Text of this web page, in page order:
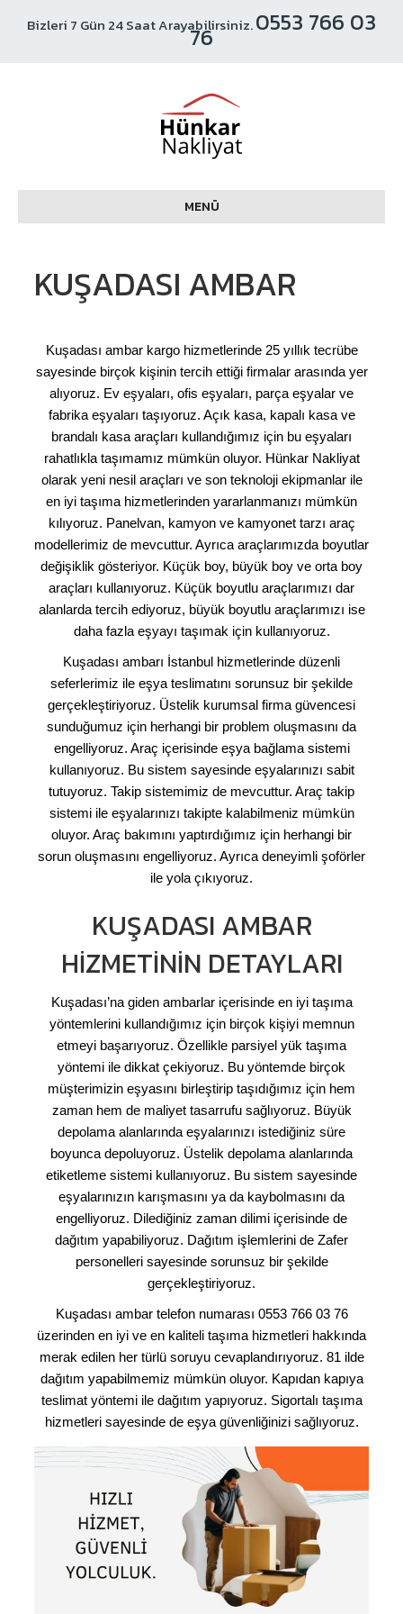
Bizleri 7 Gün 24 Saat Arayabilirsiniz.0553 766 03
76
MENÜ
KUŞADASI AMBAR
Kuşadası ambar kargo hizmetlerinde 25 yıllık tecrübe
sayesinde birçok kişinin tercih ettiği firmalar arasında yer
alıyoruz. Ev eşyaları, ofis eşyaları, parça eşyalar ve
fabrika eşyaları taşıyoruz. Açık kasa, kapalı kasa ve
brandalı kasa araçları kullandığımız için bu eşyaları
rahatlıkla taşımamız mümkün oluyor. Hünkar Nakliyat
olarak yeni nesil araçları ve son teknoloji ekipmanlar ile
en iyi taşıma hizmetlerinden yararlanmanızı mümkün
kılıyoruz. Panelvan, kamyon ve kamyonet tarzı araç
modellerimiz de mevcuttur. Ayrıca araçlarımızda boyutlar
değişiklik gösteriyor. Küçük boy, büyük boy ve orta boy
araçları kullanıyoruz. Küçük boyutlu araçlarımızı dar
alanlarda tercih ediyoruz, büyük boyutlu araçlarımızı ise
daha fazla eşyayı taşımak için kullanıyoruz.
Kuşadası ambarı İstanbul hizmetlerinde düzenli
seferlerimiz ile eşya teslimatını sorunsuz bir şekilde
gerçekleştiriyoruz. Üstelik kurumsal firma güvencesi
sunduğumuz için herhangi bir problem oluşmasını da
engelliyoruz. Araç içerisinde eşya bağlama sistemi
kullanıyoruz. Bu sistem sayesinde eşyalarınızı sabit
tutuyoruz. Takip sistemimiz de mevcuttur. Araç takip
sistemi ile eşyalarınızı takipte kalabilmeniz mümkün
oluyor. Araç bakımını yaptırdığımız için herhangi bir
sorun oluşmasını engelliyoruz. Ayrıca deneyimli şoförler
ile yola çıkıyoruz.
KUŞADASI AMBAR
HIZMETININ DETAYLARI
Kuşadası’na giden ambarlar içerisinde en iyi taşıma
yöntemlerini kullandığımız için birçok kişiyi memnun
etmeyi başarıyoruz. Özellikle parsiyel yük taşıma
yöntemi ile dikkat çekiyoruz. Bu yöntemde birçok
müşterimizin eşyasını birleştirip taşıdığımız için hem
zaman hem de maliyet tasarrufu sağlıyoruz. Büyük
depolama alanlarında eşyalarınızı istediğiniz süre
boyunca depoluyoruz. Üstelik depolama alanlarında
etiketleme sistemi kullanıyoruz. Bu sistem sayesinde
eşyalarınızın karışmasını ya da kaybolmasını da
engelliyoruz. Dilediğiniz zaman dilimi içerisinde de
dağıtım yapabiliyoruz. Dağıtım işlemlerini de Zafer
personelleri sayesinde sorunsuz bir şekilde
gerçekleştiriyoruz.
Kuşadası ambar telefon numarası 0553 766 03 76
üzerinden en iyi ve en kaliteli taşıma hizmetleri hakkında
merak edilen her türlü soruyu cevaplandırıyoruz. 81 ilde
dağıtım yapabilmemiz mümkün oluyor. Kapıdan kapıya
teslimat yöntemi ile dağıtım yapıyoruz. Sigortalı taşıma
hizmetleri sayesinde de eşya güvenliğinizi sağlıyoruz.